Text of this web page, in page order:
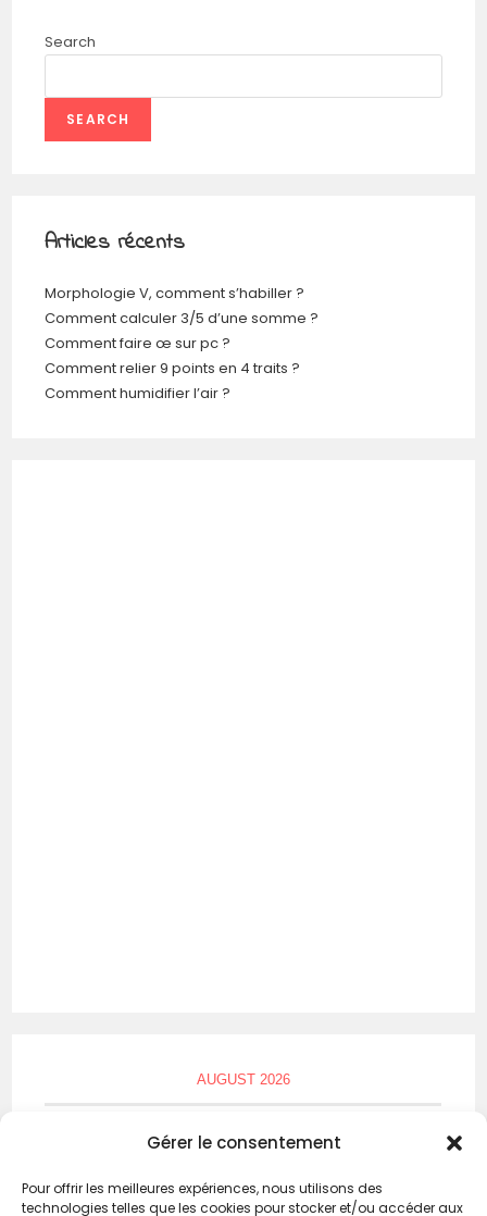
Gérer le consentement
Pour offrir les meilleures expériences, nous utilisons des
technologies telles que les cookies pour stocker et/ou accéder aux
Search
SEARCH
Articles récents
Morphologie V, comment s’habiller ?
Comment calculer 3/5 d’une somme ?
Comment faire œ sur pc ?
Comment relier 9 points en 4 traits ?
Comment humidifier l’air ?
AUGUST 2026